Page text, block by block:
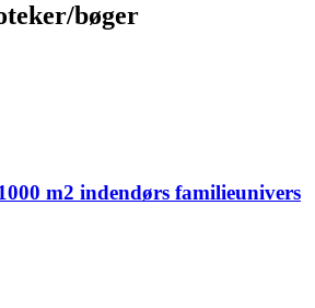
bøger
m2 indendørs familieunivers